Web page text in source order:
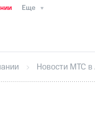
Еще
Интервью
секретарь
кабинет
Новости МТС в